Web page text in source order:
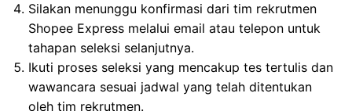
Silakan menunggu konfirmasi dari tim rekrutmen
Shopee Express melalui email atau telepon untuk
tahapan seleksi selanjutnya.
Ikuti proses seleksi yang mencakup tes tertulis dan
wawancara sesuai jadwal yang telah ditentukan
oleh tim rekrutmen.